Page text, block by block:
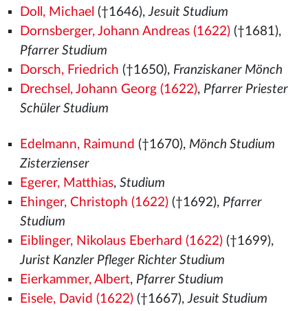
Doll, Michael (†1646),Jesuit Studium
Dornsberger, Johann Andreas (1622)(†1681),
Pfarrer Studium
Dorsch, Friedrich (†1650), Franziskaner Mönch
Drechsel, Johann Georg (1622), Pfarrer Priester
Schüler Studium
Edelmann, Raimund (†1670), Mönch Studium
Zisterzienser
Egerer, Matthias, Studium
Ehinger, Christoph (1622)(†1692), Pfarrer
Studium
Eiblinger, Nikolaus Eberhard (1622)(†1699),
Jurist Kanzler Pfleger Richter Studium
Eierkammer, Albert, Pfarrer Studium
Eisele, David (1622)(†1667),Jesuit Studium